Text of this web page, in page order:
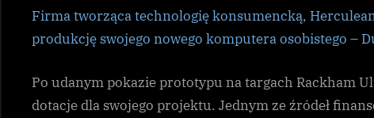
Firma tworząca technologię konsumencką,
produkcję swojego nowego komputera osobistego –
Po udanym pokazie prototypu na targach Rackham
dotacje dla swojego projektu. Jednym ze źródeł